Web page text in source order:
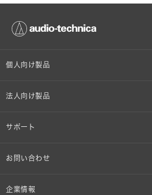
個人向け製品
オンラインストア限定
法人向け製品
設備音響機器
サポート
個人向け製品サポート
お問い合わせ
その他、メディア 取材関連等のお問い合わせ
企業情報